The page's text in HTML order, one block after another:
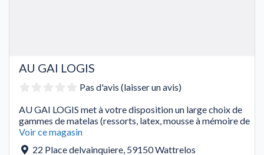
AU GAI LOGIS
Pas d'avis (laisser un avis)
AU GAI LOGIS met à votre disposition un large choix de
gammes de matelas (ressorts, latex, mousse à mémoire de
Voir ce magasin
22 Place delvainquiere, 59150Wattrelos